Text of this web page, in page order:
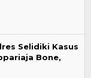
Selidiki Kasus
Bone,